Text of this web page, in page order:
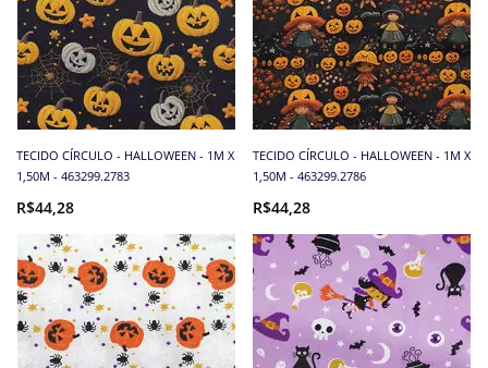
TECIDO CÍRCULO - HALLOWEEN - 1M X
1,50M - 463299.2783
R$44,28
TECIDO CÍRCULO - HALLOWEEN - 1M X
1,50M - 463299.2786
R$44,28